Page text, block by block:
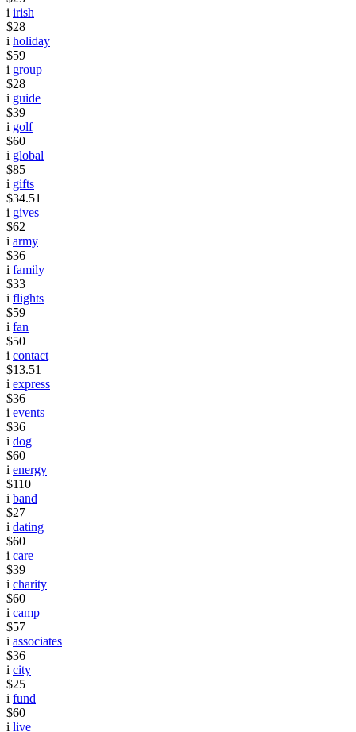
i irish
$28
i holiday
$59
i group
$28
i guide
$39
i golf
$60
i global
$85
i gifts
$34.51
i gives
$62
i army
$36
i family
$33
i flights
$59
i fan
$50
i contact
$13.51
i express
$36
i events
$36
i dog
$60
i energy
$110
i band
$27
i dating
$60
i care
$39
i charity
$60
i camp
$57
i associates
$36
i city
$25
i fund
$60
i live